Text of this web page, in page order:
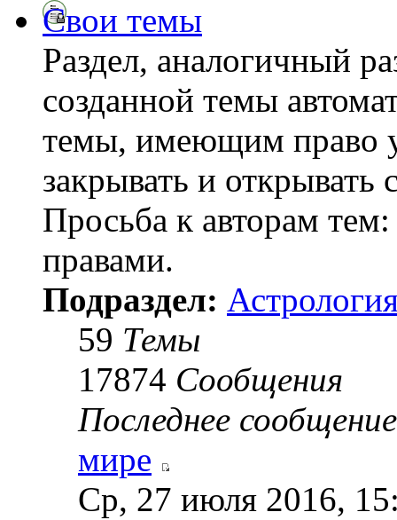
Свои темы
Раздел, аналогичный
созданной темы
темы, имеющим право
закрывать и открывать
Просьба к авторам
правами.
Подраздел:
59 Темы
17874 Сообщения
Последнее сообщение
мире
Ср, 27 июля 2016,